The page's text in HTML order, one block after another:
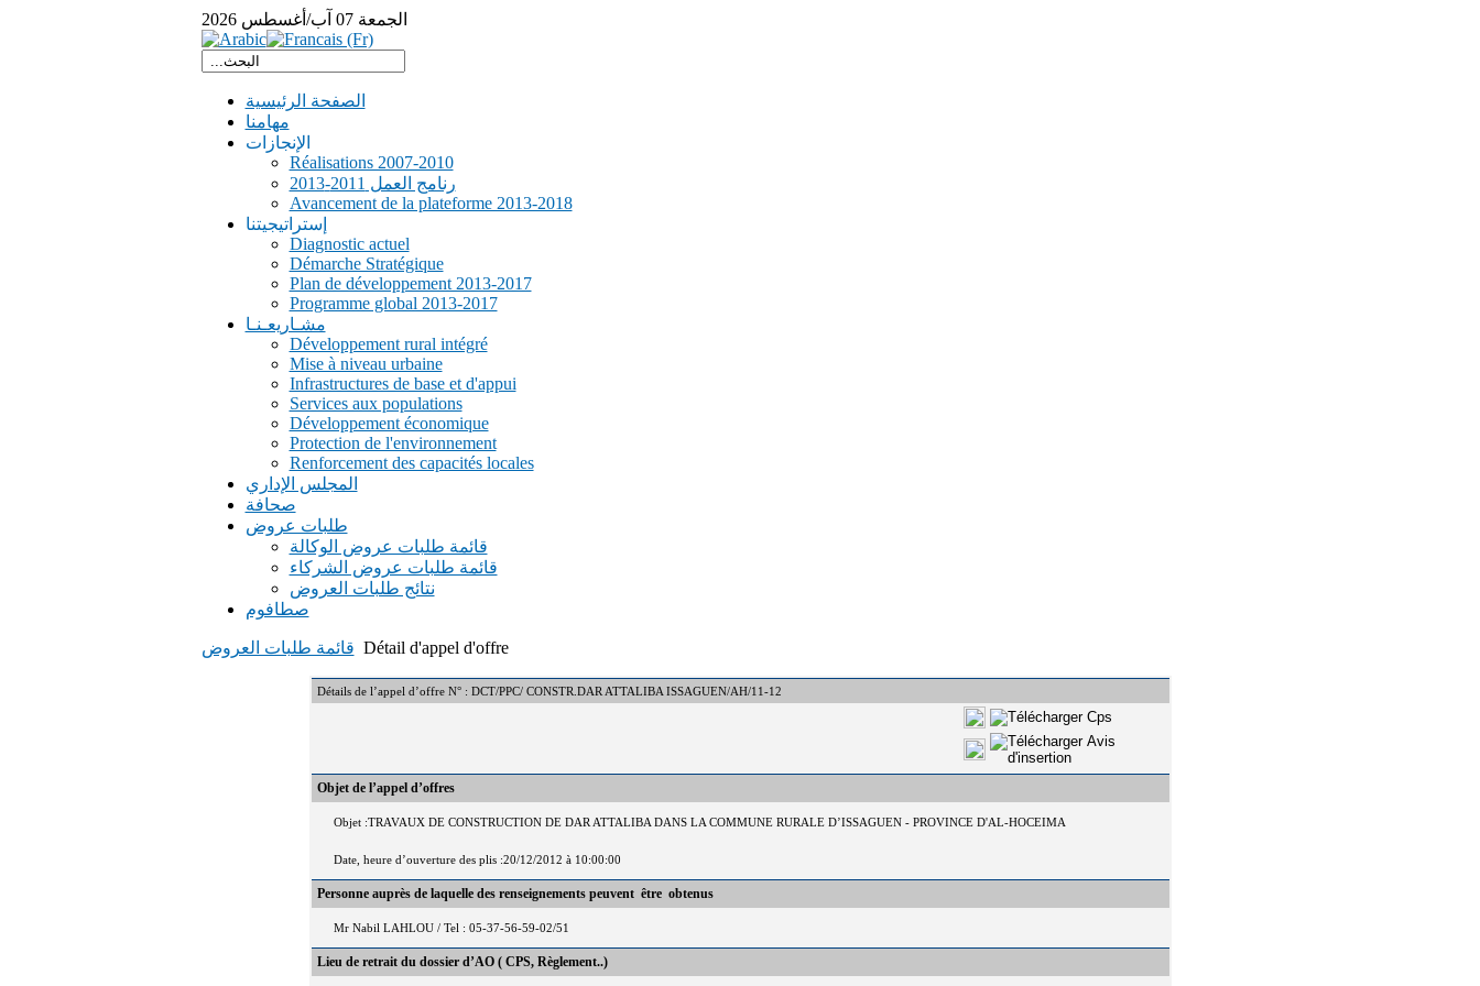
الجمعة 07 آب/أغسطس 2026
الصفحة الرئيسية
مهامنا
الإنجازات
Réalisations 2007-2010
رنامج العمل 2011-2013
Avancement de la plateforme 2013-2018
إستراتيجيتنا
Diagnostic actuel
Démarche Stratégique
Plan de développement 2013-2017
Programme global 2013-2017
مشـاريعـنـا
Développement rural intégré
Mise à niveau urbaine
Infrastructures de base et d'appui
Services aux populations
Développement économique
Protection de l'environnement
Renforcement des capacités locales
المجلس الإداري
صحافة
طلبات عروض
قائمة طلبات عروض الوكالة
قائمة طلبات عروض الشركاء
نتائج طلبات العروض
صطافوم
قائمة طلبات العروض Détail d'appel d'offre
Détails de l’appel d’offre N° : DCT/PPC/ CONSTR.DAR ATTALIBA ISSAGUEN/AH/11-12
Objet de l’appel d’offres
Objet :TRAVAUX DE CONSTRUCTION DE DAR ATTALIBA DANS LA COMMUNE RURALE D’ISSAGUEN - PROVINCE D'AL-HOCEIMA
Date, heure d’ouverture des plis :20/12/2012 à 10:00:00
Personne auprès de laquelle des renseignements peuvent être obtenus
Mr Nabil LAHLOU / Tel : 05-37-56-59-02/51
Lieu de retrait du dossier d’AO ( CPS, Règlement..)